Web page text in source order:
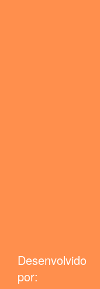
Desenvolvido
por: